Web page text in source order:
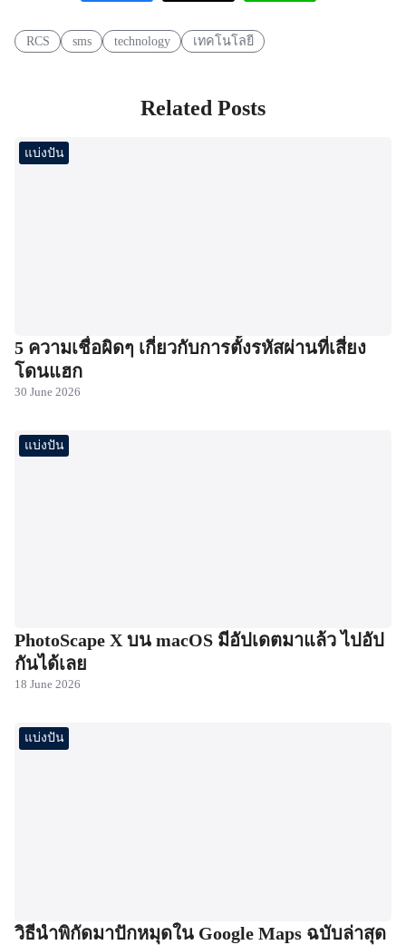
RCS sms technology เทคโนโลยี
Related Posts
แบ่งปัน
5 ความเชื่อผิดๆ เกี่ยวกับการตั้งรหัสผ่านที่เสี่ยง
โดนแฮก
30 June 2026
แบ่งปัน
PhotoScape X บน macOS มีอัปเดตมาแล้ว ไปอัป
กันได้เลย
18 June 2026
แบ่งปัน
วิธีนำพิกัดมาปักหมุดใน Google Maps ฉบับล่าสุด